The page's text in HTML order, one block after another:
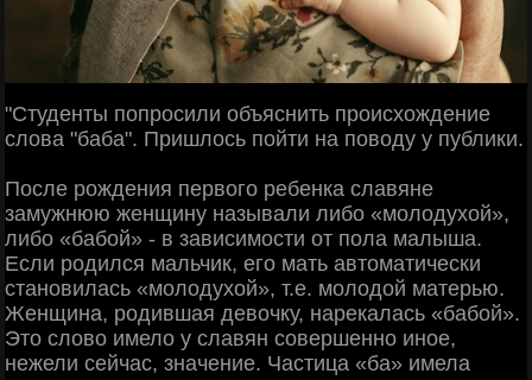
"Студенты попросили объяснить происхождение
слова "баба". Пришлось пойти на поводу у публики.
После рождения первого ребенка славяне
замужнюю женщину называли либо «молодухой»,
либо «бабой» - в зависимости от пола малыша.
Если родился мальчик, его мать автоматически
становилась «молодухой», т.е. молодой матерью.
Женщина, родившая девочку, нарекалась «бабой».
Это слово имело у славян совершенно иное,
нежели сейчас, значение. Частица «ба» имела